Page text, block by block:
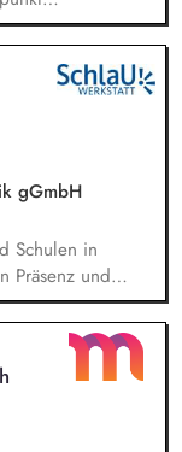
sowie
Projekte
bis in
und
pädagogische
gGmbH
Schulen in
Präsenz und
und erstellst
lernen.org.
auf den
und